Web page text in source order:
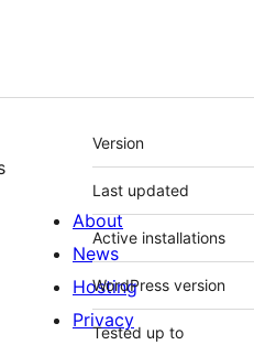
Мета
Version
Last updated
Active installations
WordPress version
Tested up to
About
News
Hosting
Privacy